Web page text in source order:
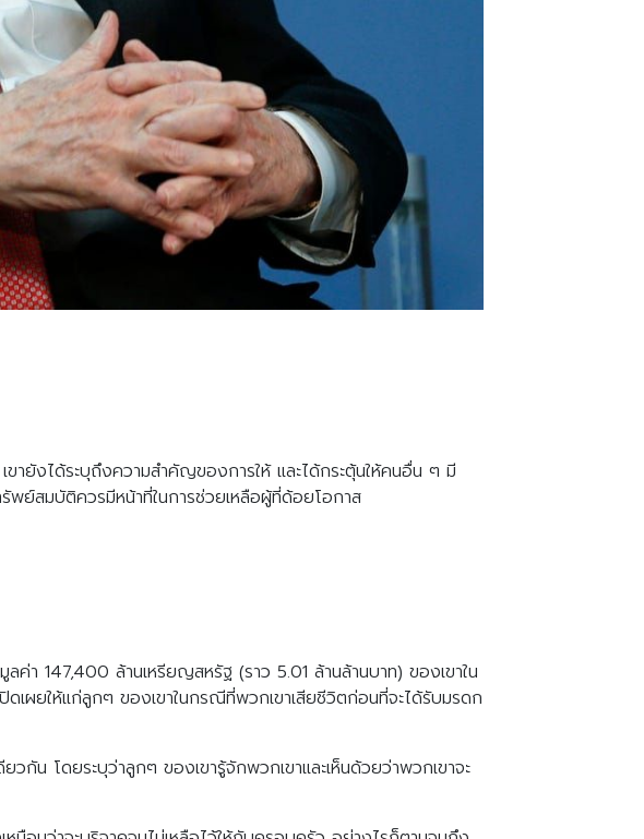
ยังได้ระบุถึงความสำคัญของการให้ และได้กระตุ้นให้คนอื่น ๆ มี
รัพย์สมบัติควรมีหน้าที่ในการช่วยเหลือผู้ที่ด้อยโอกาส
า 147,400 ล้านเหรียญสหรัฐ (ราว 5.01 ล้านล้านบาท) ของเขาใน
เผยให้แก่ลูกๆ ของเขาในกรณีที่พวกเขาเสียชีวิตก่อนที่จะได้รับมรดก
น โดยระบุว่าลูกๆ ของเขารู้จักพวกเขาและเห็นด้วยว่าพวกเขาจะ